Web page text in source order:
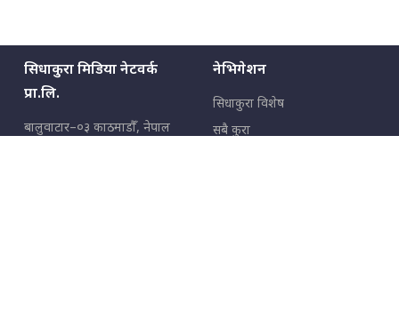
सिधाकुरा मिडिया नेटवर्क
प्रा.लि.
बालुवाटार–०३ काठमाडौँ, नेपाल
नेभिगेशन
सिधाकुरा विशेष
सबै कुरा